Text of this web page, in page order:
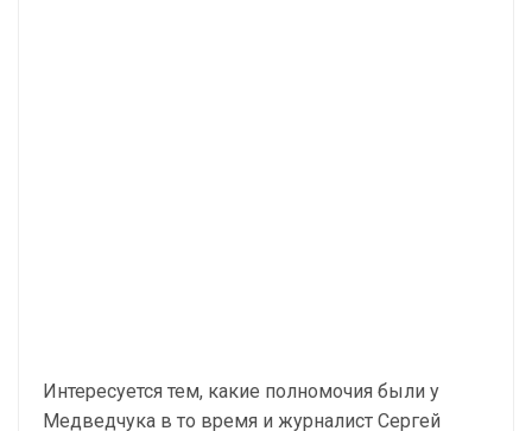
Интересуется тем, какие полномочия были у
Медведчука в то время и журналист Сергей